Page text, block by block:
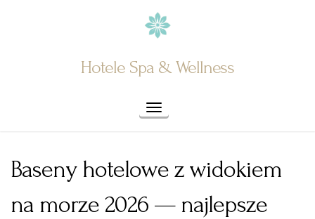
Hotele Spa & Wellness
Toggle navigation
Baseny hotelowe z widokiem
na morze 2026 — najlepsze